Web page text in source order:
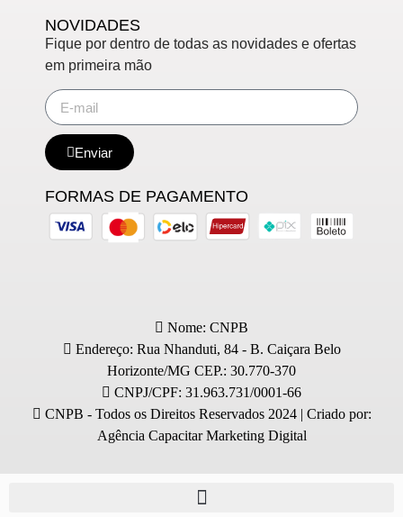
NOVIDADES
Fique por dentro de todas as novidades e ofertas
em primeira mão
Enviar
FORMAS DE PAGAMENTO
Nome: CNPB
Endereço: Rua Nhanduti, 84 - B. Caiçara Belo
Horizonte/MG CEP.: 30.770-370
CNPJ/CPF: 31.963.731/0001-66
CNPB - Todos os Direitos Reservados 2024 | Criado por:
Agência Capacitar Marketing Digital